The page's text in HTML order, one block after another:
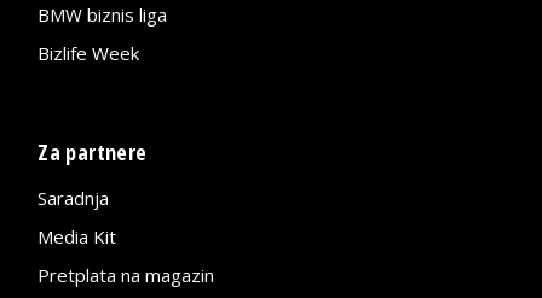
BMW biznis liga
Bizlife Week
Za partnere
Saradnja
Media Kit
Pretplata na magazin